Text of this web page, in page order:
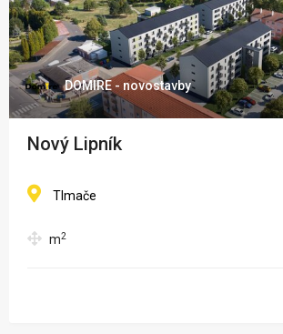
DOMIRE - novostavby
Nový Lipník
Tlmače
m2